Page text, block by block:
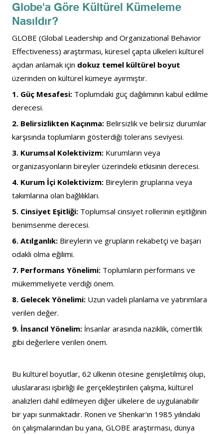
Globe'a Göre Kültürel Kümeleme
Nasıldır?
GLOBE (Global Leadership and Organizational Behavior
Effectiveness) araştırması, küresel çapta ülkeleri kültürel
açıdan anlamak için dokuz temel kültürel boyut
üzerinden on kültürel kümeye ayırmıştır.
1. Güç Mesafesi: Toplumdaki güç dağılımının kabul edilme
derecesi.
2. Belirsizlikten Kaçınma: Belirsizlik ve belirsiz durumlar
karşısında toplumların gösterdiği tolerans seviyesi.
3. Kurumsal Kolektivizm: Kurumların veya
organizasyonların bireyler üzerindeki etkisinin derecesi.
4. Kurum İçi Kolektivizm: Bireylerin gruplarına veya
takımlarına olan bağlılıkları.
5. Cinsiyet Eşitliği: Toplumsal cinsiyet rollerinin eşitliğinin
benimsenme derecesi.
6. Atılganlık: Bireylerin ve grupların rekabetçi ve başarı
odaklı olma eğilimi.
7. Performans Yönelimi: Toplumların performans ve
mükemmeliyete verdiği önem.
8. Gelecek Yönelimi: Uzun vadeli planlama ve yatırımlara
verilen değer.
9. İnsancıl Yönelim: İnsanlar arasında naziklik, cömertlik
gibi değerlere verilen önem.
Bu kültürel boyutlar, 62 ülkenin ötesine genişletilmiş olup,
uluslararası işbirliği ile gerçekleştirilen çalışma, kültürel
analizleri dahil edilmeyen diğer ülkelere de uygulanabilir
bir yapı sunmaktadır. Ronen ve Shenkar'ın 1985 yılındaki
ön çalışmalarından bu yana, GLOBE araştırması, dünya